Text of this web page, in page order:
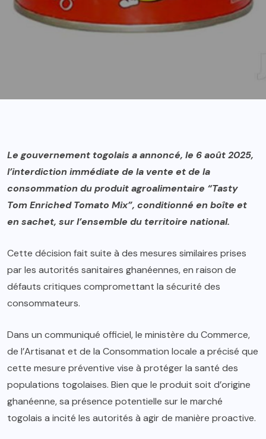
Le gouvernement togolais a annoncé, le 6 août 2025,
l’interdiction immédiate de la vente et de la
consommation du produit agroalimentaire “Tasty
Tom Enriched Tomato Mix”, conditionné en boîte et
en sachet, sur l’ensemble du territoire national.
Cette décision fait suite à des mesures similaires prises
par les autorités sanitaires ghanéennes, en raison de
défauts critiques compromettant la sécurité des
consommateurs.
Dans un communiqué officiel, le ministère du Commerce,
de l’Artisanat et de la Consommation locale a précisé que
cette mesure préventive vise à protéger la santé des
populations togolaises. Bien que le produit soit d’origine
ghanéenne, sa présence potentielle sur le marché
togolais a incité les autorités à agir de manière proactive.